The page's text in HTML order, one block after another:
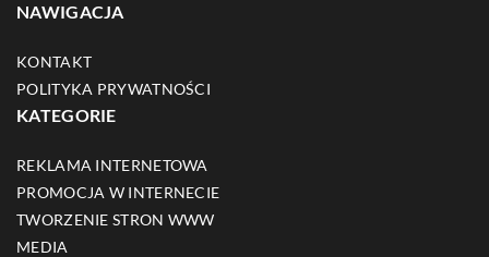
NAWIGACJA
KONTAKT
POLITYKA PRYWATNOŚCI
KATEGORIE
REKLAMA INTERNETOWA
PROMOCJA W INTERNECIE
TWORZENIE STRON WWW
MEDIA